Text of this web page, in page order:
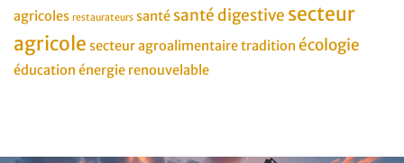
agricoles restaurateurs santé santé digestive secteur
agricole secteur agroalimentairetradition écologie
éducation énergie renouvelable